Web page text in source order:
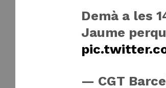
Demà a les
Jaume
— CGT